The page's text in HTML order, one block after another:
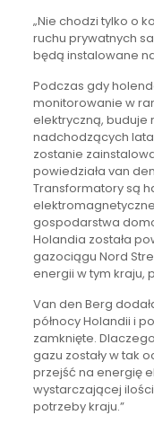
„Nie chodzi tylko o
ruchu prywatnych
będą instalowane
Podczas gdy
monitorowanie w
elektryczną, buduje
nadchodzących
zostanie
powiedziała van
Transformatory są
gospodarstwa
Holandia została
gazociągu Nord
energii w tym kraju,
Van den Berg
północy Holandii i
zamknięte.
gazu zostały w tak
przejść na energię
wystarczającej
potrzeby kraju.”